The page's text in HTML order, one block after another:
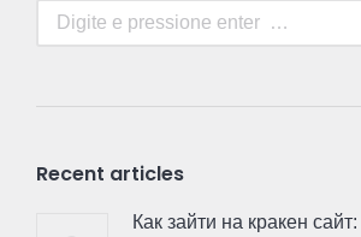
Search:
Recent articles
Как зайти на кракен